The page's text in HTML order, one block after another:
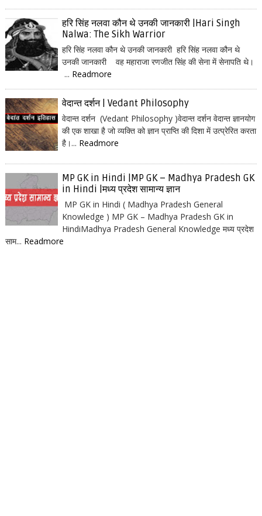
हरि सिंह नलवा कौन थे उनकी जानकारी |Hari Singh
Nalwa: The Sikh Warrior
हरि सिंह नलवा कौन थे उनकी जानकारी हरि सिंह नलवा कौन थे
उनकी जानकारी वह महाराजा रणजीत सिंह की सेना में सेनापति थे।
... Readmore
वेदान्त दर्शन | Vedant Philosophy
वेदान्त दर्शन (Vedant Philosophy )वेदान्त दर्शन वेदान्त ज्ञानयोग
की एक शाखा है जो व्यक्ति को ज्ञान प्राप्ति की दिशा में उत्प्रेरित करता
है।... Readmore
MP GK in Hindi |MP GK – Madhya Pradesh GK
in Hindi |मध्य प्रदेश सामान्य ज्ञान
MP GK in Hindi ( Madhya Pradesh General
Knowledge ) MP GK – Madhya Pradesh GK in
HindiMadhya Pradesh General Knowledge मध्य प्रदेश
साम... Readmore